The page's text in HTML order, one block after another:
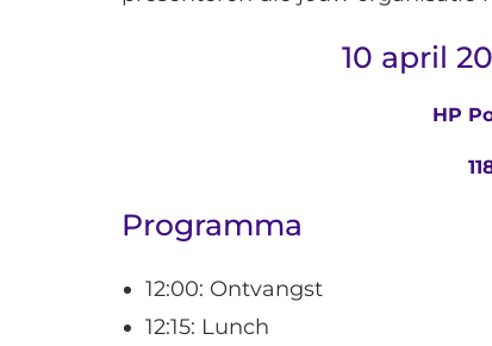
10 april
HP
Programma
12:00: Ontvangst
12:15: Lunch